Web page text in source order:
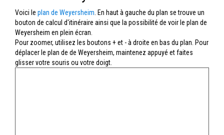
Voici le plan de Weyersheim . En haut à gauche du plan se trouve un
bouton de calcul d'itinéraire ainsi que la possibilité de voir le plan de
Weyersheim en plein écran.
Pour zoomer, utilisez les boutons + et - à droite en bas du plan. Pour
déplacer le plan de de Weyersheim, maintenez appuyé et faites
glisser votre souris ou votre doigt.